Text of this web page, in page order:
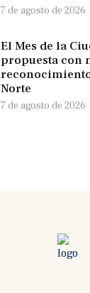
7 de agosto de 2026
El Mes de la
propuesta con
Norte
7 de agosto de 2026